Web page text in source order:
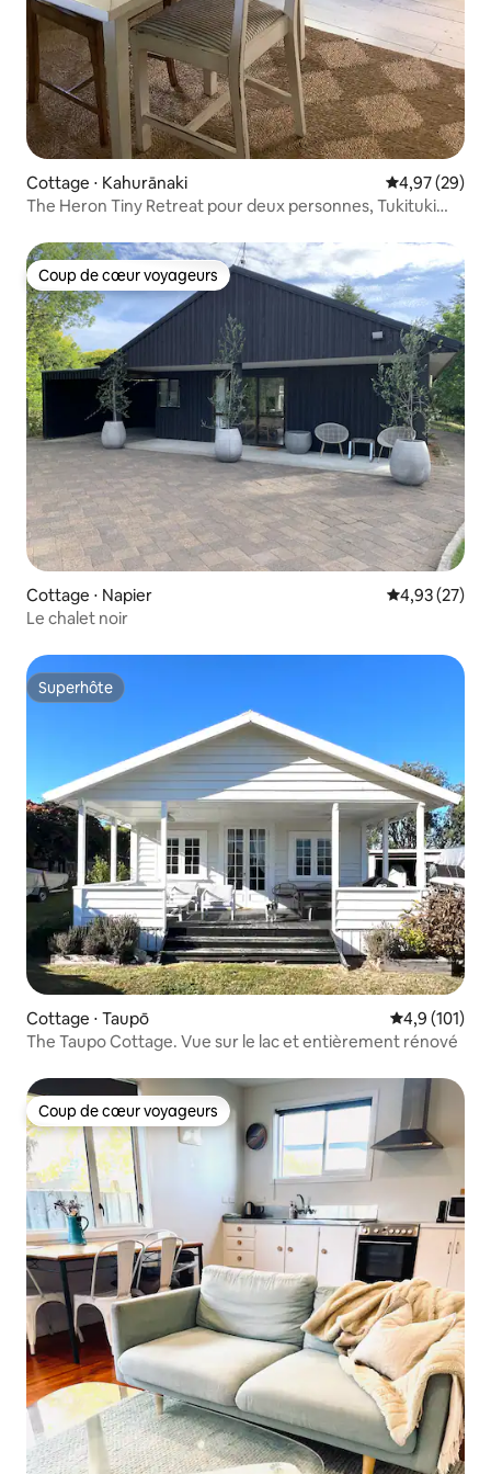
Cottage ⋅ Kahurānaki Évaluation
4,97 (29)
The Heron Tiny Retreat pour deux personnes, Tukituki
Coup de cœur voyageurs
Coup de cœur voyageurs
Cottage ⋅ Napier Évaluation
4,93 (27)
Le chalet noir
Superhôte
Superhôte
Cottage ⋅ Taupō Évaluation
4,9 (101)
The Taupo Cottage. Vue sur le lac et entièrement rénové
Coup de cœur voyageurs
Coup de cœur voyageurs